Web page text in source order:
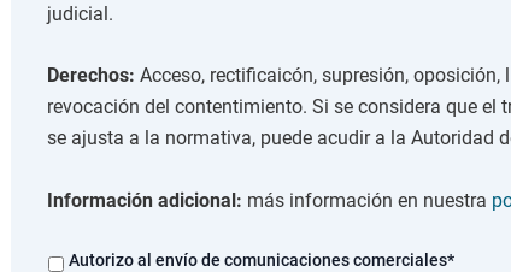
judicial.
Derechos: Acceso, rectificaicón, supresión,
revocación del contentimiento. Si se considera que el
se ajusta a la normativa, puede acudir a la Autoridad
Información adicional: más información en nuestra
E Autorizo al envío de comunicaciones comerciales*